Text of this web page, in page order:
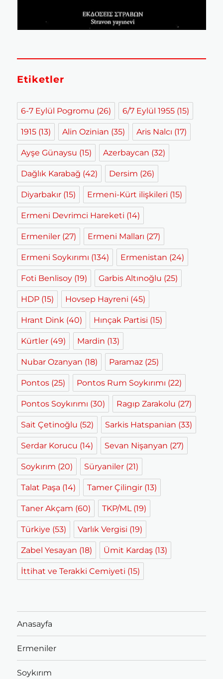
Etiketler
6-7 Eylül Pogromu (26) 6/7 Eylül 1955 (15)
1915 (13) Alin Ozinian (35) Aris Nalcı (17)
Ayşe Günaysu (15) Azerbaycan (32)
Dağlık Karabağ (42) Dersim (26)
Diyarbakır (15) Ermeni-Kürt ilişkileri (15)
Ermeni Devrimci Hareketi (14)
Ermeniler (27) Ermeni Malları (27)
Ermeni Soykırımı (134) Ermenistan (24)
Foti Benlisoy (19) Garbis Altınoğlu (25)
HDP (15) Hovsep Hayreni (45)
Hrant Dink (40) Hınçak Partisi (15)
Kürtler (49) Mardin (13)
Nubar Ozanyan (18) Paramaz (25)
Pontos (25) Pontos Rum Soykırımı (22)
Pontos Soykırımı (30) Ragıp Zarakolu (27)
Sait Çetinoğlu (52) Sarkis Hatspanian (33)
Serdar Korucu (14) Sevan Nişanyan (27)
Soykırım (20) Süryaniler (21)
Talat Paşa (14) Tamer Çilingir (13)
Taner Akçam (60) TKP/ML(19)
Türkiye (53) Varlık Vergisi (19)
Zabel Yesayan (18) Ümit Kardaş (13)
İttihat ve Terakki Cemiyeti (15)
Anasayfa
Ermeniler
Soykırım